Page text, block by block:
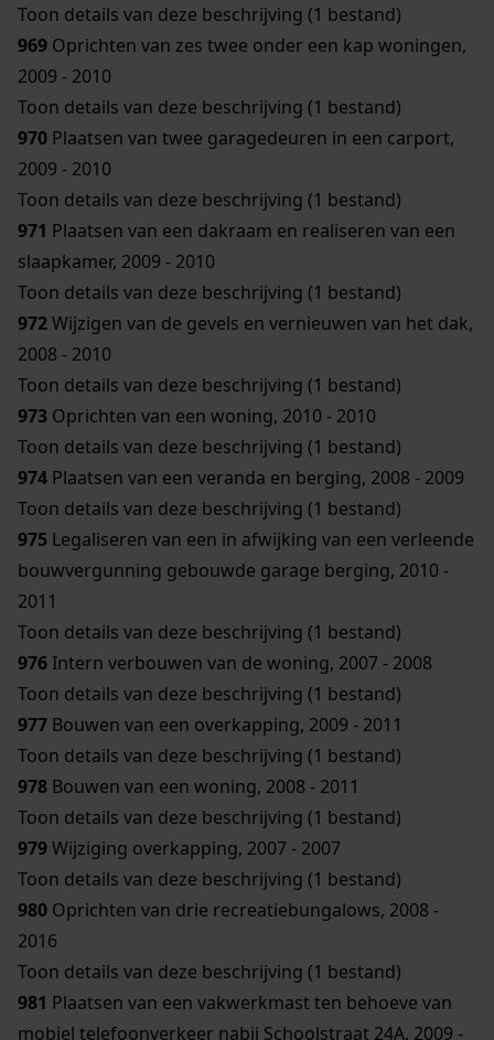
Toon details van deze beschrijving (1 bestand)
969 Oprichten van zes twee onder een kap woningen,
2009 - 2010
Toon details van deze beschrijving (1 bestand)
970 Plaatsen van twee garagedeuren in een carport,
2009 - 2010
Toon details van deze beschrijving (1 bestand)
971 Plaatsen van een dakraam en realiseren van een
slaapkamer, 2009 - 2010
Toon details van deze beschrijving (1 bestand)
972Wijzigen van de gevels en vernieuwen van het dak,
2008 - 2010
Toon details van deze beschrijving (1 bestand)
973 Oprichten van een woning, 2010 - 2010
Toon details van deze beschrijving (1 bestand)
974 Plaatsen van een veranda en berging, 2008 - 2009
Toon details van deze beschrijving (1 bestand)
975 Legaliseren van een in afwijking van een verleende
bouwvergunning gebouwde garage berging, 2010 -
2011
Toon details van deze beschrijving (1 bestand)
976 Intern verbouwen van de woning, 2007 - 2008
Toon details van deze beschrijving (1 bestand)
977 Bouwen van een overkapping, 2009 - 2011
Toon details van deze beschrijving (1 bestand)
978 Bouwen van een woning, 2008 - 2011
Toon details van deze beschrijving (1 bestand)
979Wijziging overkapping, 2007 - 2007
Toon details van deze beschrijving (1 bestand)
980 Oprichten van drie recreatiebungalows, 2008 -
2016
Toon details van deze beschrijving (1 bestand)
981 Plaatsen van een vakwerkmast ten behoeve van
mobiel telefoonverkeer nabij Schoolstraat 24A, 2009 -